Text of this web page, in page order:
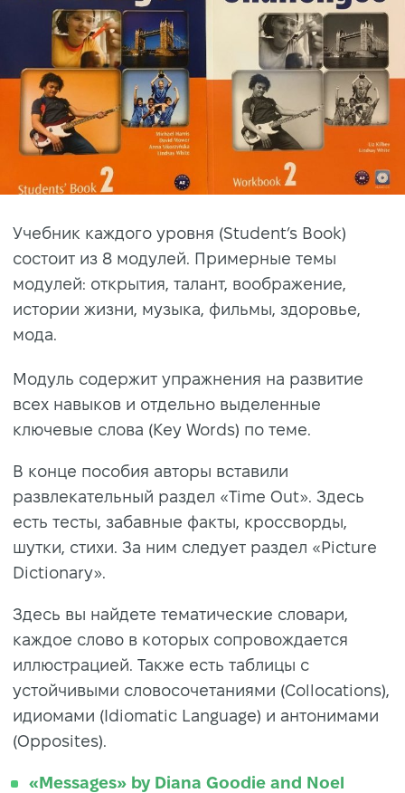
Учебник каждого уровня (Student’s Book)
состоит из 8 модулей. Примерные темы
модулей: открытия, талант, воображение,
истории жизни, музыка, фильмы, здоровье,
мода.
Модуль содержит упражнения на развитие
всех навыков и отдельно выделенные
ключевые слова (Key Words) по теме.
В конце пособия авторы вставили
развлекательный раздел «Time Out». Здесь
есть тесты, забавные факты, кроссворды,
шутки, стихи. За ним следует раздел «Picture
Dictionary».
Здесь вы найдете тематические словари,
каждое слово в которых сопровождается
иллюстрацией. Также есть таблицы с
устойчивыми словосочетаниями (Collocations),
идиомами (Idiomatic Language) и антонимами
(Opposites).
«Messages» by Diana Goodie and Noel